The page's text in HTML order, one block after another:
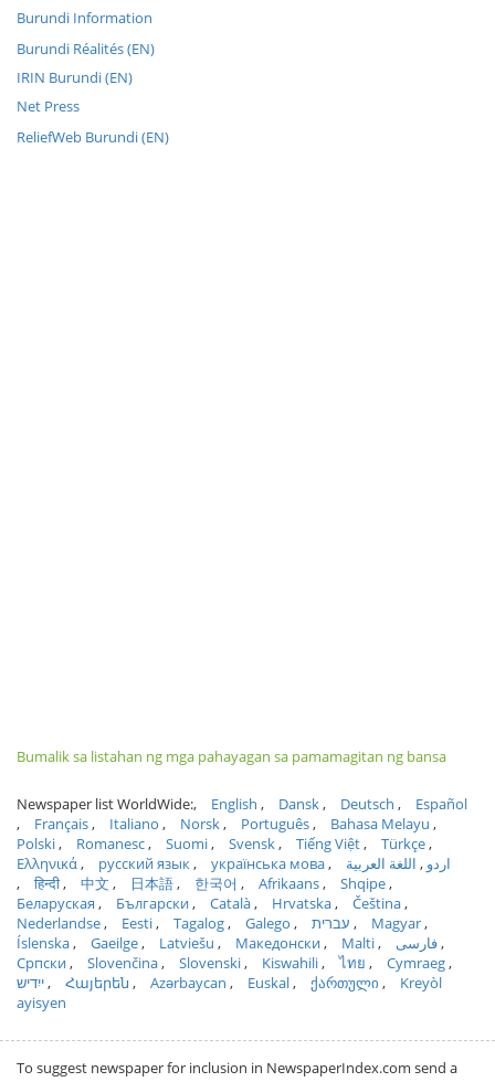
Burundi Information
Burundi Réalités (EN)
IRIN Burundi (EN)
Net Press
ReliefWeb Burundi (EN)
Bumalik sa listahan ng mga pahayagan sa pamamagitan ng bansa
Newspaper list WorldWide: English Dansk Deutsch
Español
Français
Italiano Norsk Português
Bahasa Melayu
Polski
Romanesc Suomi Svensk Tiếng Việt
Türkçe
Ελληνικά
русский язык українська мова اردو
اللغة العربية
हिन्दी
中文 日本語 한국어 Afrikaans
Shqipe
Беларуская
Български Català Hrvatska
Čeština
Nederlandse
Eesti Tagalog Galego עברית
Magyar
Íslenska
Gaeilge Latviešu Македонски Malti
فارسی
Српски
Slovenčina Slovenski Kiswahili ไทย
Cymraeg
ייִדיש
Հայերեն Azərbaycan Euskal ქართული
Kreyòl
ayisyen
To suggest newspaper for inclusion in NewspaperIndex.com send a